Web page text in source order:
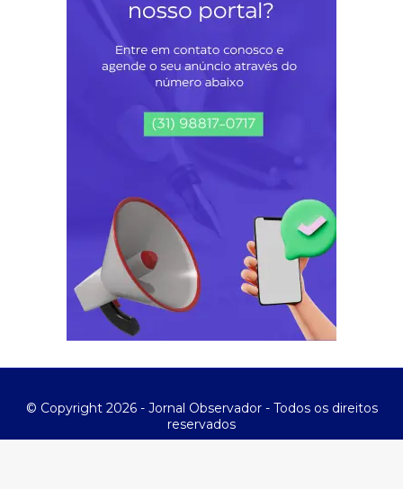
© Copyright 2026 - Jornal Observador - Todos os direitos
reservados